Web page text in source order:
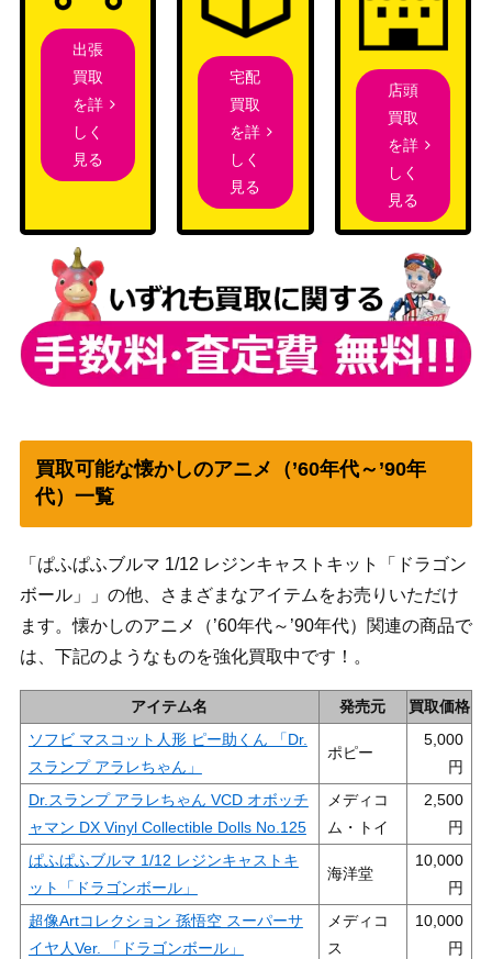
出張
買取
を詳
しく
見る
宅配
買取
を詳
しく
見る
店頭
買取
を詳
しく
見る
買取可能な懐かしのアニメ（’60年代～’90年
代）一覧
「ぱふぱふブルマ 1/12 レジンキャストキット「ドラゴン
ボール」」の他、さまざまなアイテムをお売りいただけ
ます。懐かしのアニメ（’60年代～’90年代）関連の商品で
は、下記のようなものを強化買取中です！。
アイテム名 発売元
買取価格
ソフビ マスコット人形 ピー助くん 「Dr.
スランプ アラレちゃん」
ポピー
5,000
Dr.スランプ アラレちゃん VCD オボッチ
ャマン DX Vinyl Collectible Dolls No.125
メディコ
ム・トイ
2,500
ぱふぱふブルマ 1/12 レジンキャストキ
ット「ドラゴンボール」
海洋堂
10,000
超像Artコレクション 孫悟空 スーパーサ
イヤ人Ver. 「ドラゴンボール」
メディコ
ス
10,000